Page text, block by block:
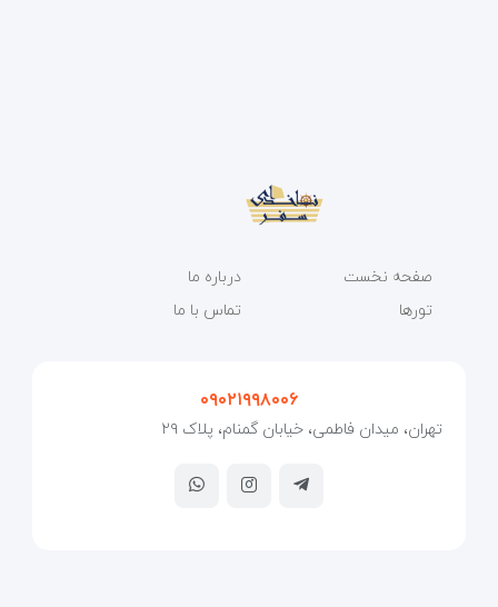
صفحه نخست
تورها
درباره ما
تماس با ما
۰۹۰۲۱۹۹۸۰۰۶
تهران، میدان فاطمی، خیابان گمنام، پلاک ۲۹